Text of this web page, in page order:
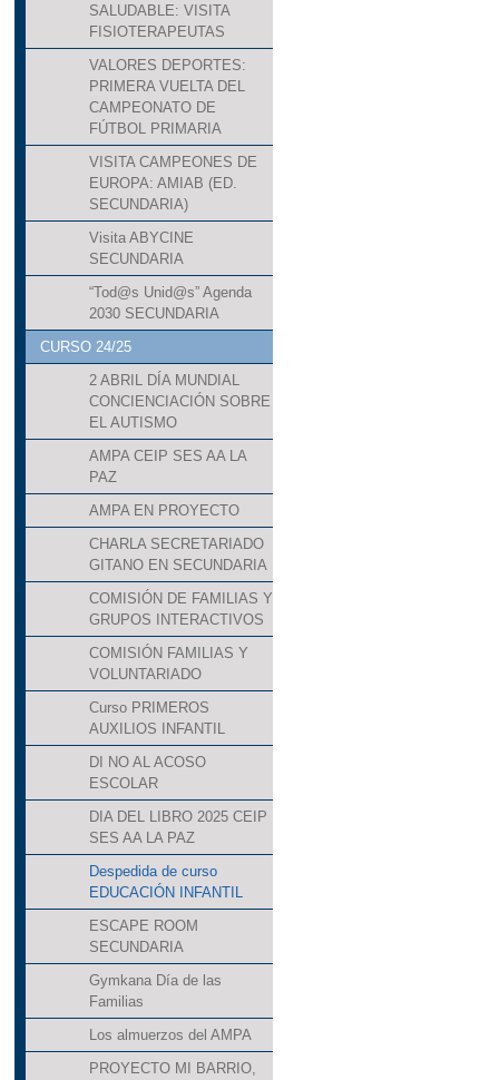
SALUDABLE: VISITA
FISIOTERAPEUTAS
VALORES DEPORTES:
PRIMERA VUELTA DEL
CAMPEONATO DE
FÚTBOL PRIMARIA
VISITA CAMPEONES DE
EUROPA: AMIAB (ED.
SECUNDARIA)
Visita ABYCINE
SECUNDARIA
“Tod@s Unid@s” Agenda
2030 SECUNDARIA
CURSO 24/25
2 ABRIL DÍA MUNDIAL
CONCIENCIACIÓN SOBRE
EL AUTISMO
AMPA CEIP SES AA LA
PAZ
AMPA EN PROYECTO
CHARLA SECRETARIADO
GITANO EN SECUNDARIA
COMISIÓN DE FAMILIAS Y
GRUPOS INTERACTIVOS
COMISIÓN FAMILIAS Y
VOLUNTARIADO
Curso PRIMEROS
AUXILIOS INFANTIL
DI NO AL ACOSO
ESCOLAR
DIA DEL LIBRO 2025 CEIP
SES AA LA PAZ
Despedida de curso
EDUCACIÓN INFANTIL
ESCAPE ROOM
SECUNDARIA
Gymkana Día de las
Familias
Los almuerzos del AMPA
PROYECTO MI BARRIO,